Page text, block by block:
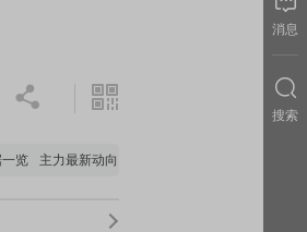
主力最新动向 上市公司限售股解禁一览
消息
搜索